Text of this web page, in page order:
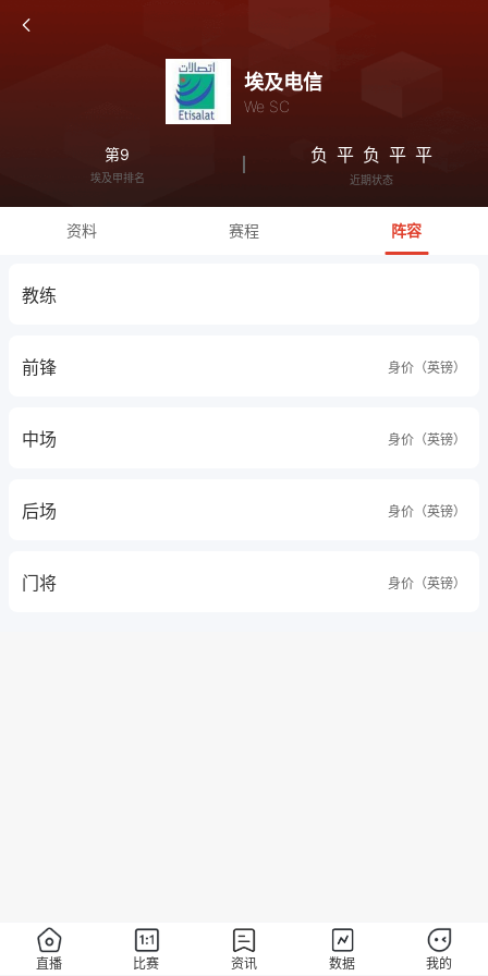
埃及电信
We SC
第9
埃及甲排名
负 平 负 平 平
近期状态
资料 赛程 阵容
教练
前锋 身价（英镑）
中场 身价（英镑）
后场 身价（英镑）
门将 身价（英镑）
直播 比赛 资讯 数据 我的